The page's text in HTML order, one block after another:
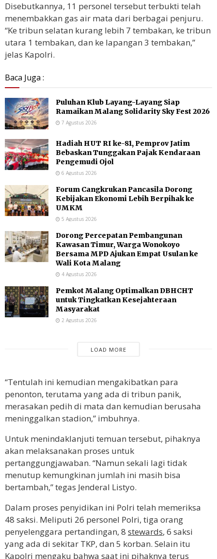
Disebutkannya, 11 personel tersebut terbukti telah
menembakkan gas air mata dari berbagai penjuru.
“Ke tribun selatan kurang lebih 7 tembakan, ke tribun
utara 1 tembakan, dan ke lapangan 3 tembakan,”
jelas Kapolri.
Baca Juga :
Puluhan Klub Layang-Layang Siap
Ramaikan Malang Solidarity Sky Fest 2026
7 Agustus 2026
Hadiah HUT RI ke-81, Pemprov Jatim
Bebaskan Tunggakan Pajak Kendaraan
Pengemudi Ojol
6 Agustus 2026
Forum Cangkrukan Pancasila Dorong
Kebijakan Ekonomi Lebih Berpihak ke
UMKM
5 Agustus 2026
Dorong Percepatan Pembangunan
Kawasan Timur, Warga Wonokoyo
Bersama MPD Ajukan Empat Usulan ke
Wali Kota Malang
4 Agustus 2026
Pemkot Malang Optimalkan DBHCHT
untuk Tingkatkan Kesejahteraan
Masyarakat
2 Agustus 2026
LOAD MORE
“Tentulah ini kemudian mengakibatkan para
penonton, terutama yang ada di tribun panik,
merasakan pedih di mata dan kemudian berusaha
meninggalkan stadion,” imbuhnya.
Untuk menindaklanjuti temuan tersebut, pihaknya
akan melaksanakan proses untuk
pertanggungjawaban. “Namun sekali lagi tidak
menutup kemungkinan jumlah ini masih bisa
bertambah,” tegas Jenderal Listyo.
Dalam proses penyidikan ini Polri telah memeriksa
48 saksi. Meliputi 26 personel Polri, tiga orang
penyelenggara pertandingan, 8 stewards, 6 saksi
yang ada di sekitar TKP, dan 5 korban. Selain itu
Kapolri mengaku bahwa saat ini pihaknya terus